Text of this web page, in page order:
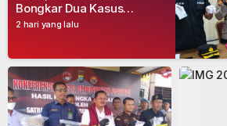
2 hari yang lalu
Bongkar Dua Kasus
Narkoba, Empat Tersangka